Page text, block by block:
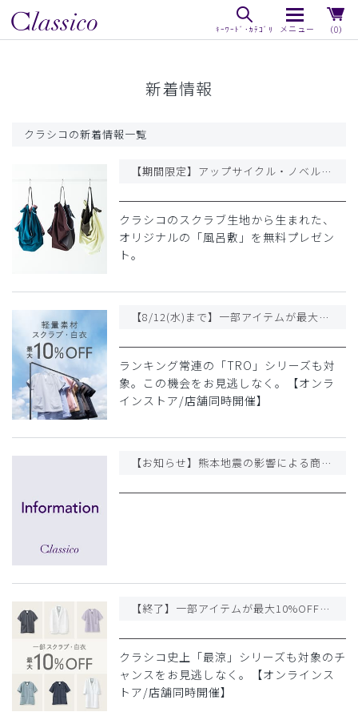
（0）
新着情報
クラシコの新着情報一覧
【期間限定】アップサイクル・ノベルティ プレゼント〜スクラブからうまれた、お客さまへの贈り物〜
クラシコのスクラブ生地から生まれた、
オリジナルの「風呂敷」を無料プレゼン
ト。
【8/12(水)まで】一部アイテムが最大10%OFFの期間限定価格になりました
ランキング常連の「TRO」シリーズも対
象。この機会をお見逃しなく。【オンラ
インストア/店舗同時開催】
【お知らせ】熊本地震の影響による商品のお届け遅延について
【終了】一部アイテムが最大10%OFFの期間限定価格になりました
クラシコ史上「最涼」シリーズも対象のチ
ャンスをお見逃しなく。【オンラインス
トア/店舗同時開催】